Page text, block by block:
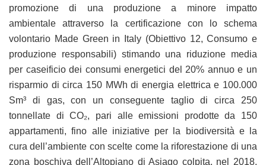
promozione di una produzione a minore impatto
ambientale attraverso la certificazione con lo schema
volontario Made Green in Italy (Obiettivo 12, Consumo e
produzione responsabili) stimando una riduzione media
per caseificio dei consumi energetici del 20% annuo e un
risparmio di circa 150 MWh di energia elettrica e 100.000
Sm³ di gas, con un conseguente taglio di circa 250
tonnellate di CO₂, pari alle emissioni prodotte da 150
appartamenti, fino alle iniziative per la biodiversità e la
cura dell’ambiente con scelte come la riforestazione di una
zona boschiva dell’Altopiano di Asiago colpita, nel 2018,